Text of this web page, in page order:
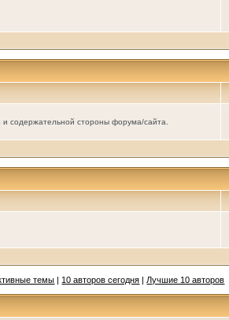
содержательной стороны форума/сайта.
темы | 10 авторов сегодня | Лучшие 10 авторов